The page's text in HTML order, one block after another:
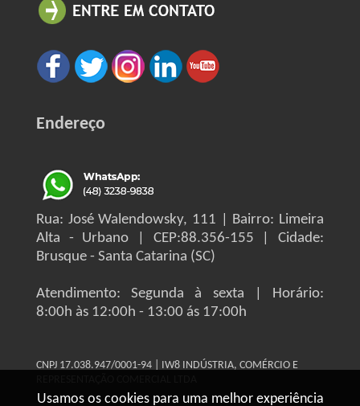
Usamos os cookies para uma melhor experiência
Endereço
Rua: José Walendowsky, 111 | Bairro: Limeira
Alta - Urbano | CEP:88.356-155 | Cidade:
Brusque - Santa Catarina (SC)
Atendimento: Segunda à sexta | Horário:
8:00h às 12:00h - 13:00 ás 17:00h
CNPJ 17.038.947/0001-94 | IW8 INDÚSTRIA, COMÉRCIO E